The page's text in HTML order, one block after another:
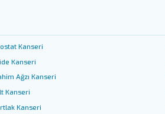
Kanseri
Kanseri
Ağzı Kanseri
Kanseri
Kanseri